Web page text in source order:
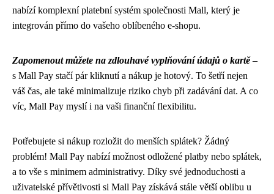
nabízí komplexní platební systém společnosti Mall, který je
integrován přímo do vašeho oblíbeného e-shopu.
Zapomenout můžete na zdlouhavé vyplňování údajů o kartě–
s Mall Pay stačí pár kliknutí a nákup je hotový. To šetří nejen
váš čas, ale také minimalizuje riziko chyb při zadávání dat. A co
víc, Mall Pay myslí i na vaši finanční flexibilitu.
Potřebujete si nákup rozložit do menších splátek? Žádný
problém! Mall Pay nabízí možnost odložené platby nebo splátek,
a to vše s minimem administrativy. Díky své jednoduchosti a
uživatelské přívětivosti si Mall Pay získává stále větší oblibu u